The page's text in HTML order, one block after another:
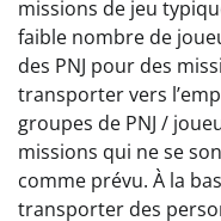
missions de jeu
faible nombre de
des PNJ pour des
transporter vers
groupes de PNJ /
missions qui ne se
comme prévu. À la
transporter des